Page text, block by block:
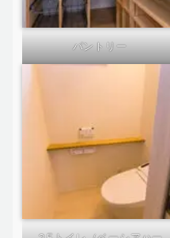
パントリー